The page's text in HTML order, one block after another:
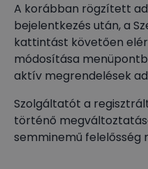
A korábban rögzített
bejelentkezés után, a
kattintást követően
módosítása
aktív megrendelések
Szolgáltatót a
történő
semminemű felelősség